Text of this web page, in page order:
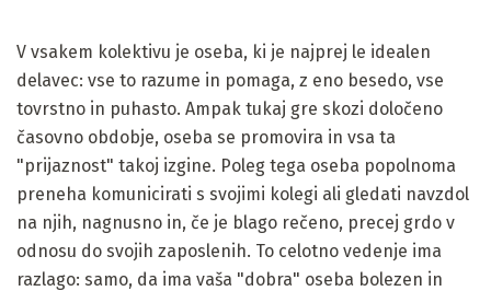
V vsakem kolektivu je oseba, ki je najprej le idealen
delavec: vse to razume in pomaga, z eno besedo, vse
tovrstno in puhasto. Ampak tukaj gre skozi določeno
časovno obdobje, oseba se promovira in vsa ta
"prijaznost" takoj izgine. Poleg tega oseba popolnoma
preneha komunicirati s svojimi kolegi ali gledati navzdol
na njih, nagnusno in, če je blago rečeno, precej grdo v
odnosu do svojih zaposlenih. To celotno vedenje ima
razlago: samo, da ima vaša "dobra" oseba bolezen in